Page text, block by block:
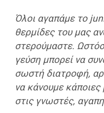
Όλοι αγαπάμε το
θερμίδες του μας
στερούμαστε.
γεύση μπορεί να
σωστή διατροφή,
να κάνουμε
στις γνωστές,